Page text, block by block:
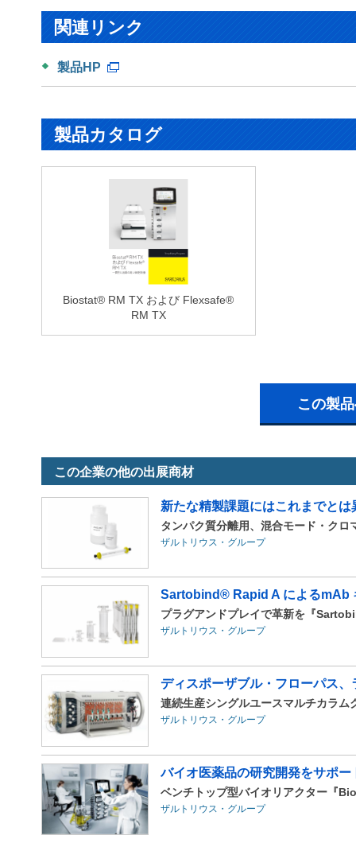
関連リンク
製品HP
製品カタログ
Biostat® RM TX および Flexsafe®
RM TX
この製
この企業の他の出展商材
新たな精製課題にはこれまでと
タンパク質分離用、混合モード・ク
ザルトリウス・グループ
Sartobind® Rapid A によるmAb
プラグアンドプレイで革新を『
ザルトリウス・グループ
ディスポーザブル・フローパス
連続生産シングルユースマルチカラ
ザルトリウス・グループ
バイオ医薬品の研究開発をサポ
ベンチトップ型バイオリアクター『
ザルトリウス・グループ